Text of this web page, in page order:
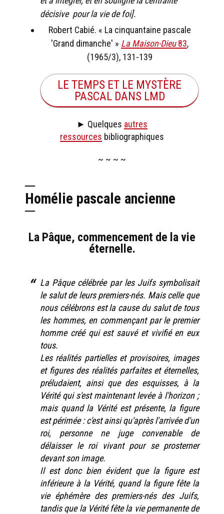
décisive pour la vie de foi].
Robert Cabié. « La cinquantaine pascale
'Grand dimanche' » La Maison-Dieu83,
(1965/3), 131-139​
LE TEMPS ET LE MYSTÈRE
PASCAL DANS LMD
► Quelques autres
ressources bibliographiques
~ ~ ~ ~
Homélie pascale ancienne
La Pâque, commencement de la vie
éternelle.
La Pâque célébrée par les Juifs symbolisait
le salut de leurs premiers-nés. Mais celle que
nous célébrons est la cause du salut de tous
les hommes, en commençant par le premier
homme créé qui est sauvé et vivifié en eux
tous.
Les réalités partielles et provisoires, images
et figures des réalités parfaites et éternelles,
préludaient, ainsi que des esquisses, à la
Vérité qui s'est maintenant levée à l'horizon ;
mais quand la Vérité est présente, la figure
est périmée : c'est ainsi qu'après l'arrivée d'un
roi, personne ne juge convenable de
délaisser le roi vivant pour se prosterner
devant son image.
Il est donc bien évident que la figure est
inférieure à la Vérité, quand la figure fête la
vie éphémère des premiers-nés des Juifs,
tandis que la Vérité fête la vie permanente de